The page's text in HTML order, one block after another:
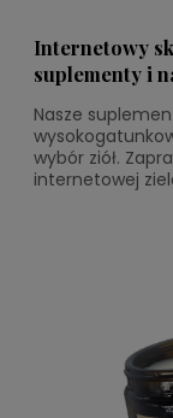
Internetowy
suplementy i
Nasze
wybór ziół.
internetowej